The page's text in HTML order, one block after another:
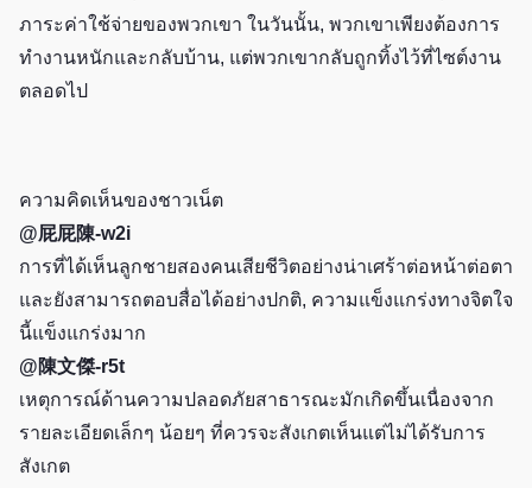
ภาระค่าใช้จ่ายของพวกเขา ในวันนั้น, พวกเขาเพียงต้องการ
ทำงานหนักและกลับบ้าน, แต่พวกเขากลับถูกทิ้งไว้ที่ไซต์งาน
ตลอดไป
ความคิดเห็นของชาวเน็ต
@屁屁陳-w2i
การที่ได้เห็นลูกชายสองคนเสียชีวิตอย่างน่าเศร้าต่อหน้าต่อตา
และยังสามารถตอบสื่อได้อย่างปกติ, ความแข็งแกร่งทางจิตใจ
นี้แข็งแกร่งมาก
@陳文傑-r5t
เหตุการณ์ด้านความปลอดภัยสาธารณะมักเกิดขึ้นเนื่องจาก
รายละเอียดเล็กๆ น้อยๆ ที่ควรจะสังเกตเห็นแต่ไม่ได้รับการ
สังเกต